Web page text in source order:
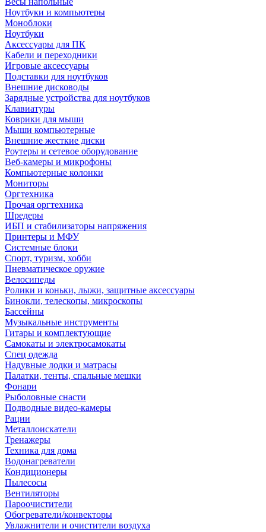
Ноутбуки и компьютеры
Моноблоки
Ноутбуки
Аксессуары для ПК
Кабели и переходники
Игровые аксессуары
Подставки для ноутбуков
Внешние дисководы
Зарядные устройства для ноутбуков
Клавиатуры
Коврики для мыши
Мыши компьютерные
Внешние жесткие диски
Роутеры и сетевое оборудование
Веб-камеры и микрофоны
Компьютерные колонки
Мониторы
Оргтехника
Прочая оргтехника
Шредеры
ИБП и стабилизаторы напряжения
Принтеры и МФУ
Системные блоки
Спорт, туризм, хобби
Пневматическое оружие
Велосипеды
Ролики и коньки, лыжи, защитные аксессуары
Бинокли, телескопы, микроскопы
Бассейны
Музыкальные инструменты
Гитары и комплектующие
Самокаты и электросамокаты
Спец одежда
Надувные лодки и матрасы
Палатки, тенты, спальные мешки
Фонари
Рыболовные снасти
Подводные видео-камеры
Рации
Металлоискатели
Тренажеры
Техника для дома
Водонагреватели
Кондиционеры
Пылесосы
Вентиляторы
Пароочистители
Обогреватели/конвекторы
Увлажнители и очистители воздуха